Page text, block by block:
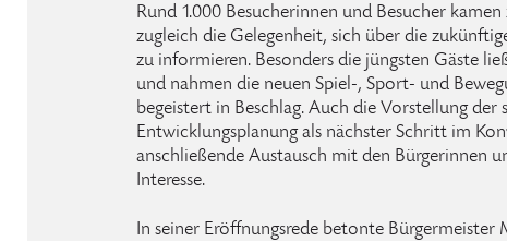
Rund 1.000 Besucherinnen und Besucher
zugleich die Gelegenheit, sich über die
zu informieren. Besonders die jüngsten Gäste
und nahmen die neuen Spiel-, Sport- und
begeistert in Beschlag. Auch die Vorstellung der
Entwicklungsplanung als nächster Schritt im
anschließende Austausch mit den Bürgerinnen
Interesse.
In seiner Eröffnungsrede betonte Bürgermeister